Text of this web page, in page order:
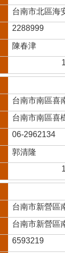
台南市北區海
2288999
陳春津
台南市南區喜
台南市南區喜
06-2962134
郭清隆
台南市新營區
台南市新營區
6593219